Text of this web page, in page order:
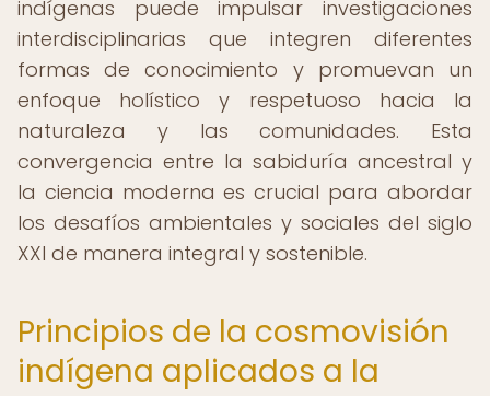
indígenas puede impulsar investigaciones
interdisciplinarias que integren diferentes
formas de conocimiento y promuevan un
enfoque holístico y respetuoso hacia la
naturaleza y las comunidades. Esta
convergencia entre la sabiduría ancestral y
la ciencia moderna es crucial para abordar
los desafíos ambientales y sociales del siglo
XXI de manera integral y sostenible.
Principios de la cosmovisión
indígena aplicados a la